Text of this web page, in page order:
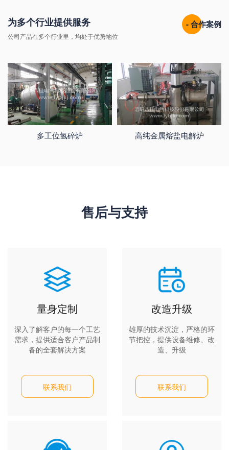
为多个行业提供服务
公司产品在多个行业里，均处于优势地位
- 合作案例
多工位氢碎炉 高纯金属熔盐电解炉
售后与支持
量身定制
深入了解客户的每一个工艺
需求，提供适合客户产品制
备的全套解决方案
联系我们
改造升级
雄厚的技术沉淀，严格的环
节把控，提供设备维修、改
造、升级
联系我们